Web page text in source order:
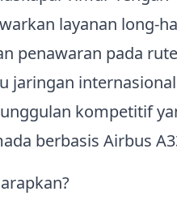
layanan
penawaran pada
jaringan
kompetitif
berbasis Airbus